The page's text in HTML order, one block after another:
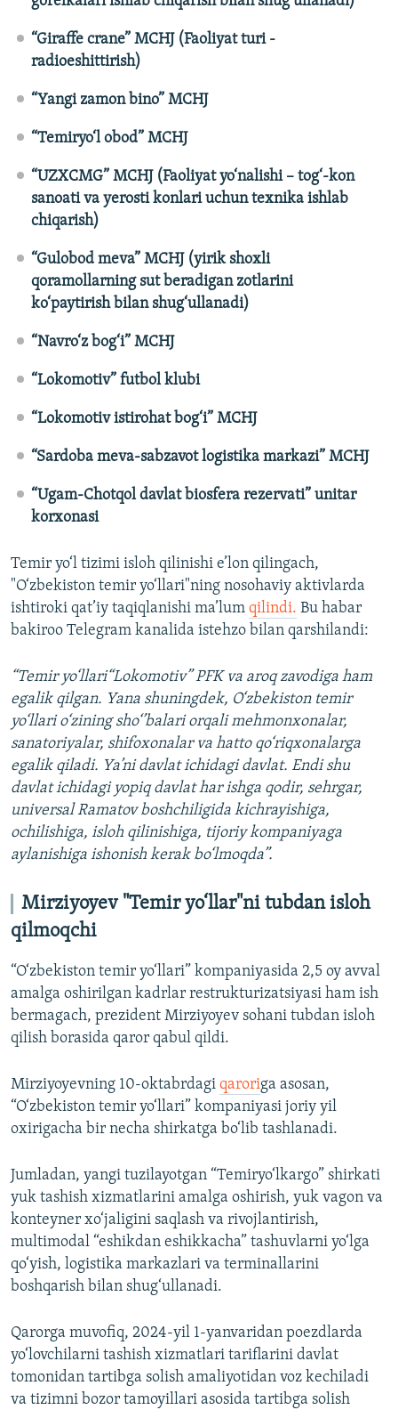
“Giraffe crane” MCHJ (Faoliyat turi -
radioeshittirish)
“Yangi zamon bino” MCHJ
“Temiryo‘l obod” MCHJ
“UZXCMG” MCHJ (Faoliyat yo‘nalishi – tog‘-kon
sanoati va yerosti konlari uchun texnika ishlab
chiqarish)
“Gulobod meva” MCHJ (yirik shoxli
qoramollarning sut beradigan zotlarini
ko‘paytirish bilan shug‘ullanadi)
“Navro‘z bog‘i” MCHJ
“Lokomotiv” futbol klubi
“Lokomotiv istirohat bog‘i” MCHJ
“Sardoba meva-sabzavot logistika markazi” MCHJ
“Ugam-Chotqol davlat biosfera rezervati” unitar
korxonasi
Temir yo‘l tizimi isloh qilinishi e’lon qilingach,
"O‘zbekiston temir yo‘llari"ning nosohaviy aktivlarda
ishtiroki qat’iy taqiqlanishi ma’lum qilindi. Bu habar
bakiroo Telegram kanalida istehzo bilan qarshilandi:
“Temir yo‘llari“Lokomotiv” PFK va aroq zavodiga ham
egalik qilgan. Yana shuningdek, O‘zbekiston temir
yo‘llari o‘zining sho‘’balari orqali mehmonxonalar,
sanatoriyalar, shifoxonalar va hatto qo‘riqxonalarga
egalik qiladi. Ya’ni davlat ichidagi davlat. Endi shu
davlat ichidagi yopiq davlat har ishga qodir, sehrgar,
universal Ramatov boshchiligida kichrayishiga,
ochilishiga, isloh qilinishiga, tijoriy kompaniyaga
aylanishiga ishonish kerak bo‘lmoqda”.
Mirziyoyev "Temir yo‘llar"ni tubdan isloh
qilmoqchi
“O‘zbekiston temir yo‘llari” kompaniyasida 2,5 oy avval
amalga oshirilgan kadrlar restrukturizatsiyasi ham ish
bermagach, prezident Mirziyoyev sohani tubdan isloh
qilish borasida qaror qabul qildi.
Mirziyoyevning 10-oktabrdagi qaroriga asosan,
“O‘zbekiston temir yo‘llari” kompaniyasi joriy yil
oxirigacha bir necha shirkatga bo‘lib tashlanadi.
Jumladan, yangi tuzilayotgan “Temiryo‘lkargo” shirkati
yuk tashish xizmatlarini amalga oshirish, yuk vagon va
konteyner xo‘jaligini saqlash va rivojlantirish,
multimodal “eshikdan eshikkacha” tashuvlarni yo‘lga
qo‘yish, logistika markazlari va terminallarini
boshqarish bilan shug‘ullanadi.
Qarorga muvofiq, 2024-yil 1-yanvaridan poezdlarda
yo‘lovchilarni tashish xizmatlari tariflarini davlat
tomonidan tartibga solish amaliyotidan voz kechiladi
va tizimni bozor tamoyillari asosida tartibga solish